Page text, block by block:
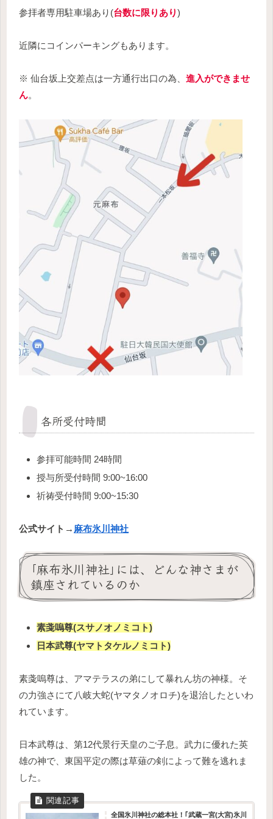
参拝者専用駐車場あり(台数に限りあり)
近隣にコインパーキングもあります。
※ 仙台坂上交差点は一方通行出口の為、 進入ができませ
ん。
各所受付時間
参拝可能時間 24時間
授与所受付時間 9:00~16:00
祈祷受付時間 9:00~15:30
公式サイト→ 麻布氷川神社
｢麻布氷川神社｣には、どんな神さまが
鎮座されているのか
素戔嗚尊(スサノオノミコト)
日本武尊(ヤマトタケルノミコト)
素戔嗚尊は、アマテラスの弟にして暴れん坊の神様。そ
の力強さにて八岐大蛇(ヤマタノオロチ)を退治したといわ
れています。
日本武尊は、第12代景行天皇のご子息。武力に優れた英
雄の神で、東国平定の際は草薙の剣によって難を逃れま
した。
全国氷川神社の総本社！｢武蔵一宮(大宮)氷川